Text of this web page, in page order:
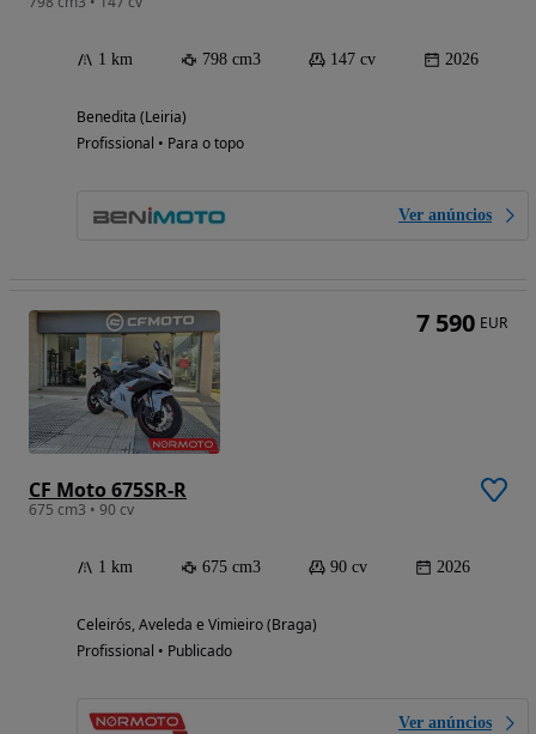
1 km 798 cm3 147 cv 2026
Benedita (Leiria)
Profissional • Para o topo
Ver anúncios
CF Moto 675SR-R
675 cm3 • 90 cv
1 km 675 cm3 90 cv 2026
Celeirós, Aveleda e Vimieiro (Braga)
Profissional • Publicado
Ver anúncios
7 590 EUR